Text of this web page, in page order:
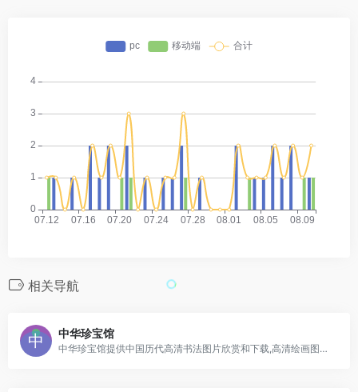
相关导航
中华珍宝馆
中华珍宝馆提供中国历代高清书法图片欣赏和下载,高清绘画图片欣赏和下载